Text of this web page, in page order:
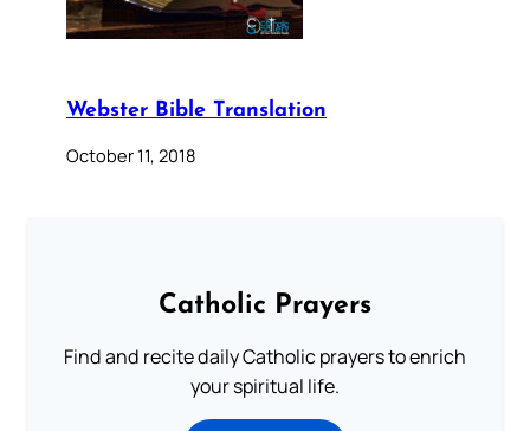
Webster Bible Translation
October 11, 2018
Catholic Prayers
Find and recite daily Catholic prayers to enrich
your spiritual life.